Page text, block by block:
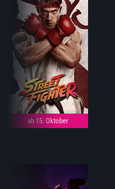
ab 15. Oktober